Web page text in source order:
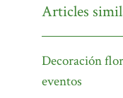
Articles
Decoración
eventos